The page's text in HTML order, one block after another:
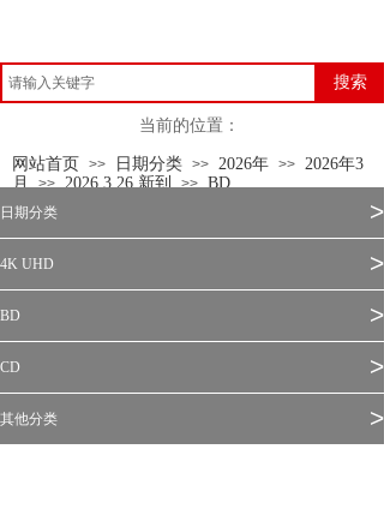
搜索
当前的位置：
网站首页 >> 日期分类 >> 2026年 >> 2026年3
月 >> 2026.3.26 新到 >> BD
日期分类 >
4K UHD >
BD >
CD >
其他分类 >